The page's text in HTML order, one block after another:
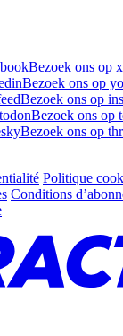
Bezoek ons op x
Bezoek ons op
Bezoek ons op
Bezoek ons op
Bezoek ons op
Politique
Conditions